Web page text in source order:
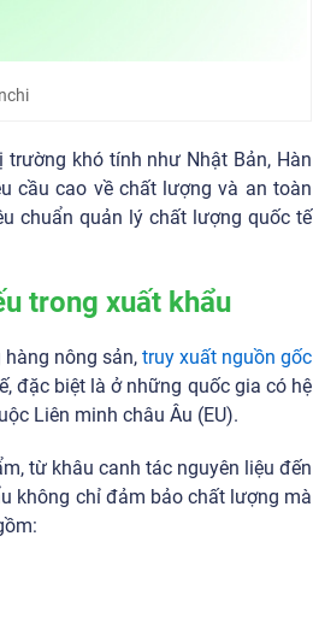
khó tính như Nhật Bản, Hàn
cầu cao về chất lượng và an toàn
chuẩn quản lý chất lượng quốc tế
trong xuất khẩu
nông sản, truy xuất nguồn gốc
đặc biệt là ở những quốc gia có hệ
Liên minh châu Âu (EU).
từ khâu canh tác nguyên liệu đến
không chỉ đảm bảo chất lượng mà